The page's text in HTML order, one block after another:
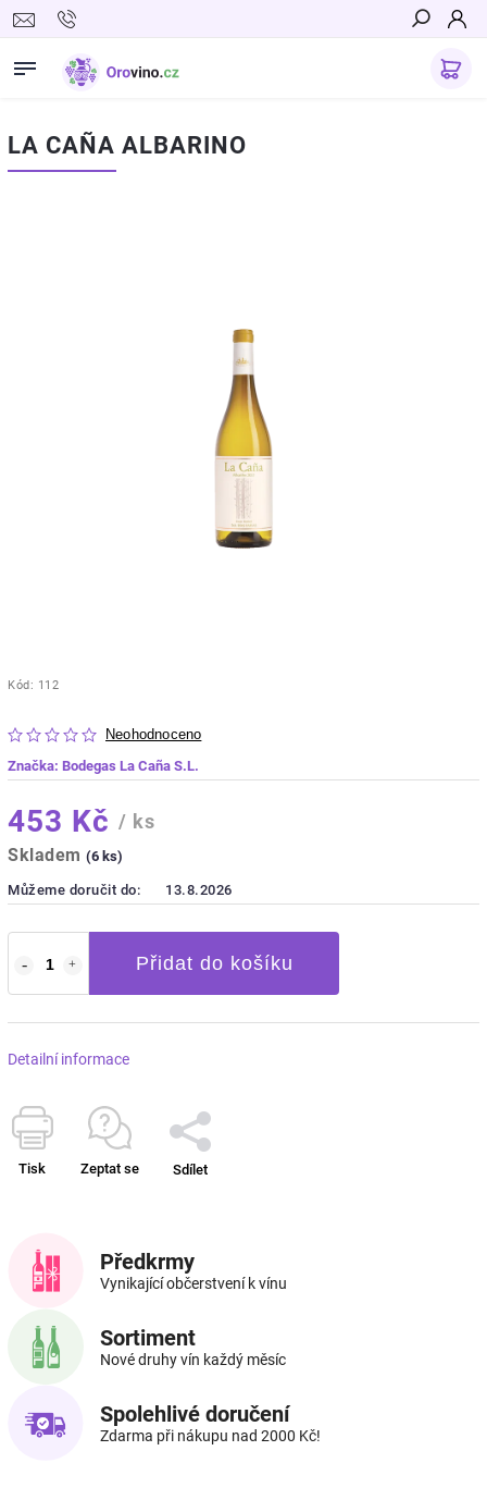
Hledat
LA CAÑA ALBARINO
Kód: 112
Neohodnoceno
Značka: Bodegas La Caña S.L.
453 Kč / ks
Skladem (6 ks)
Můžeme doručit do: 13.8.2026
Přidat do košíku
Detailní informace
Tisk Zeptat se Sdílet
Předkrmy
Vynikající občerstvení k vínu
Sortiment
Nové druhy vín každý měsíc
Spolehlivé doručení
Zdarma při nákupu nad 2000 Kč!